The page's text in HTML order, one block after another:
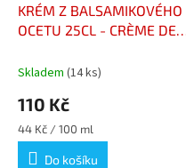
KRÉM Z BALSAMIKOVÉHO
OCETU 25CL - CRÈME DE
BOUTEILLE 25CL
Skladem (14 ks)
110 Kč
Měrná
cena:
44 Kč / 100 ml
Do košíku